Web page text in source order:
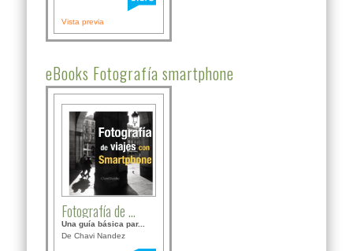
Vista previa
eBooks Fotografía smartphone
Fotografía de ...
Una guía básica par...
De Chavi Nandez